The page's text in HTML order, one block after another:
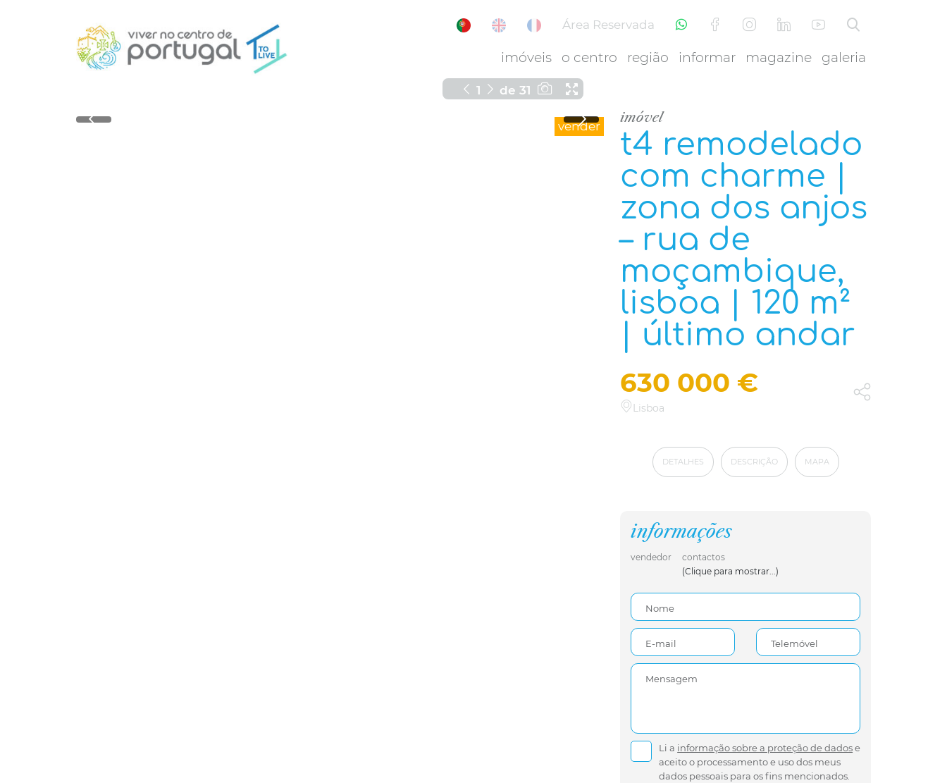
Área Reservada
imóveis o centro região informar magazine galeria
1 de31
vender
imóvel
t4 remodelado
com charme |
zona dos anjos
– rua de
moçambique,
lisboa | 120 m²
| último andar
630 000 €
Lisboa
DETALHES DESCRIÇÃO MAPA
informações
vendedor
contactos
(Clique para mostrar...)
Nome
E-mail Telemóvel
Mensagem
Li a informação sobre a proteção de dadose
aceito o processamento e uso dos meus
dados pessoais para os fins mencionados.